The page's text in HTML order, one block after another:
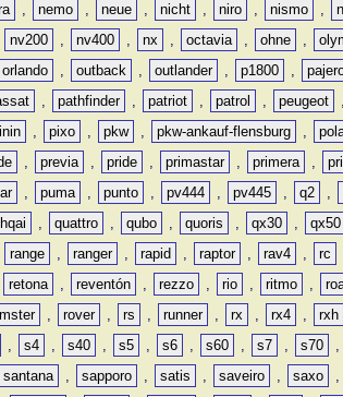
, nemo , neue , nicht , niro , nismo ,
nv200 , nv400 , nx , octavia , ohne ,
orlando , outback , outlander , p1800 ,
, pathfinder , patriot , patrol , peugeot ,
, pixo , pkw , pkw-ankauf-flensburg ,
, previa , pride , primastar , primera ,
, puma , punto , pv444 , pv445 , q2 ,
, quattro , qubo , quoris , qx30 , qx50
range , ranger , rapid , raptor , rav4 , rc
retona , reventón , rezzo , rio , ritmo ,
, rover , rs , runner , rx , rx4 , rxh
, s4 , s40 , s5 , s6 , s60 , s7 , s70 ,
santana , sapporo , satis , saveiro , saxo ,